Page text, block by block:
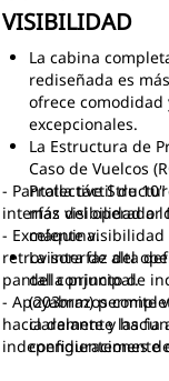
el suelo, sin que
intervenga el
Las hojas SU y S
largas. De esta
completar los
pasadas.
Las cuchillas
FirstCut™
de la hoja hasta
comparación con
estándar.
Dirección
una mayor
El tren de rodaje
con más cadenas
trasera de la
VISIBILIDAD
La cabina
rediseñada es
ofrece
excepcionales.
La Estructura de
Caso de Vuelcos
Protective
más visibilidad a
máquina.
La interfaz del
del conjunto de
(203mm) permite
claramente las
configuraciones
- Pantalla táctil de 10"
interfaz del operador
- Excelente visibilidad
retrovisora de alta
pantalla principal.
- Apoyabrazos
hacia delante y hacia
independientemente